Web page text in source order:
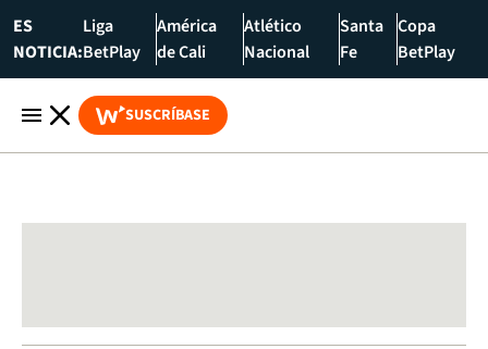
ES
NOTICIA:
Liga
BetPlay
América
de Cali
Atlético
Nacional
Santa
Fe
Copa
BetPlay
SUSCRÍBASE